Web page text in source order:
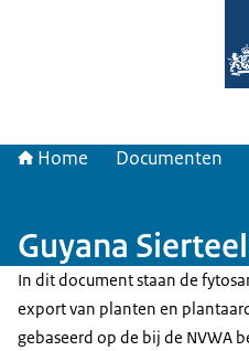
Home Documenten
Guyana
In dit document staan de
export van planten en
gebaseerd op de bij de NVWA